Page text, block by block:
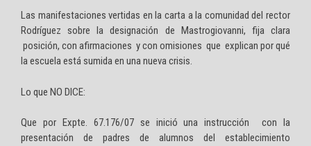
Las manifestaciones vertidas en la carta a la comunidad del rector
Rodríguez sobre la designación de Mastrogiovanni, fija clara
posición, con afirmaciones y con omisiones que explican por qué
la escuela está sumida en una nueva crisis.
Lo que NO DICE:
Que por Expte. 67.176/07 se inició una instrucción con la
presentación de padres de alumnos del establecimiento